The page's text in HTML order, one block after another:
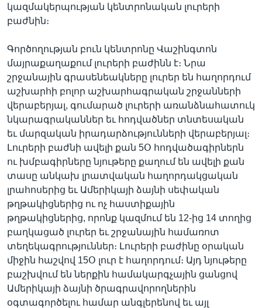
կազմակերպության կենտրոնական լուրերի
բաժնին։
Գործողության բուն կենտրոնը Վաշինգտոն
մայրաքաղաքում լուրերի բաժինն է։ Նրա
շրջանային գրասենեակները լուրեր են հաղորդում
աշխարհի բոլոր աշխարհագրական շրջանների
վերաբերյալ, գումարած լուրերի առանձնահատուկ
նկարագրականներ եւ հոդվածներ տնտեսական
եւ մարզական իրադարձությունների վերաբերյալ։
Լուրերի բաժնի ավելի քան 5Օ հոդվածագիրներն
ու խմբագիրները նյութերը քաղում են ավելի քան
տասը անկախ լրատվական հաղորդակցական
լրահոսերից եւ Ամերիկայի ձայնի սեփական
թղթակիցներից ու ոչ հաստիքային
թղթակիցներից, որոնք կազմում են 12-ից 14 տողից
բաղկացած լուրեր եւ շրջանային համառոտ
տեղեկագրություններ։ Լուրերի բաժինը օրական
միջին հաշվով 15Օ լուր է հաղորդում։ Այդ նյութերը
բաշխվում են ներքին համակարգչային ցանցով
Ամերիկայի ձայնի ծրագրավորողներին
օգտագործելու համար անգլերենով եւ այլ